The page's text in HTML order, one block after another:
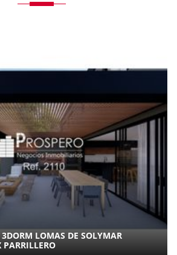
LOMAS DE SOLYMAR
PARRILLERO